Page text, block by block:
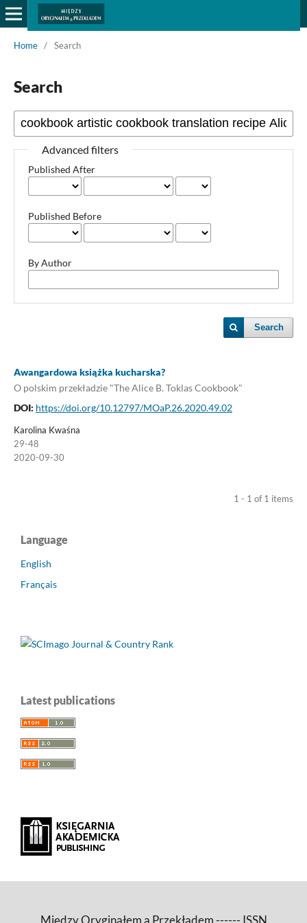
Home / Search
Search
Advanced filters
Published After
Published Before
By Author
Search
Awangardowa książka kucharska?
O polskim przekładzie "The Alice B. Toklas Cookbook"
DOI: https://doi.org/10.12797/MOaP.26.2020.49.02
Karolina Kwaśna
29-48
2020-09-30
1 - 1 of 1 items
Language
English
Français
Latest publications
Między Oryginałem a Przekładem ------ ISSN